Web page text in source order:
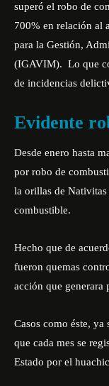
superó el robo de
700% en relación al
para la Gestión,
(IGAVIM). Lo que
de incidencias
Evidente
Desde enero hasta
por robo de
la orillas de Nativitas
combustible.
Hecho que de
fueron quemas
acción que generara
Casos como éste, ya
que cada mes se
Estado por el